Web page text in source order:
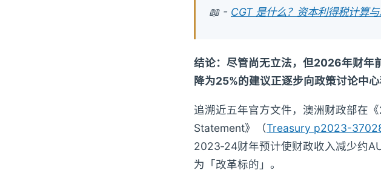
📖 - CGT 是什么？资本利得税计算
结论：尽管尚无立法，但2026年财年
降为25%的建议正逐步向政策讨论中心
追溯近五年官方文件，澳洲财政部在
Statement》（Treasury p2023-
2023‑24财年预计使财政收入减少约
为「改革标的」。